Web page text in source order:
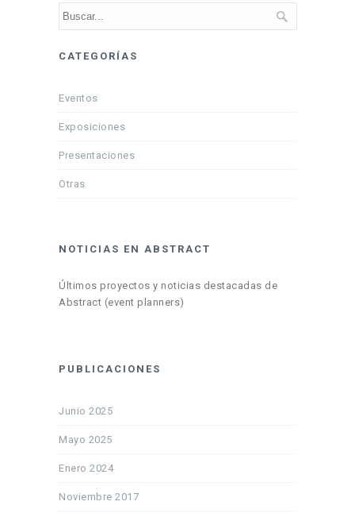
CATEGORÍAS
Eventos
Exposiciones
Presentaciones
Otras
NOTICIAS EN ABSTRACT
Últimos proyectos y noticias destacadas de
Abstract (event planners)
PUBLICACIONES
Junio 2025
Mayo 2025
Enero 2024
Noviembre 2017